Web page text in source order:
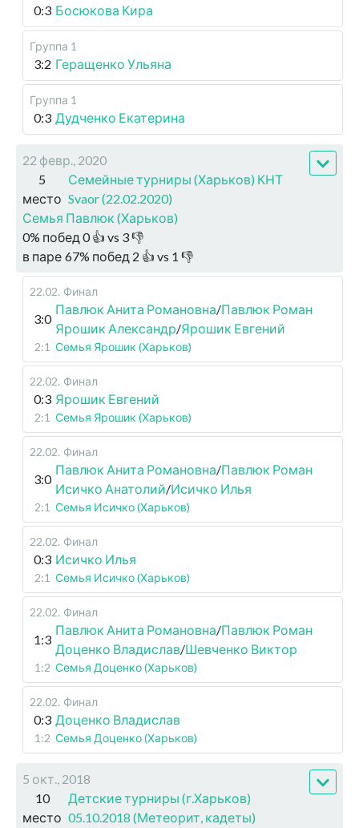
0:3 Босюкова Кира
Группа 1
3:2 Геращенко Ульяна
Группа 1
0:3 Дудченко Екатерина
22 февр., 2020
5
место
Семейные турниры (Харьков) КНТ
Svaor (22.02.2020)
Семья Павлюк (Харьков)
0% побед 0👍 vs 3👎
в паре 67% побед 2 👍 vs 1 👎
22.02. Финал
3:0
Павлюк Анита Романовна/Павлюк Роман
Ярошик Александр/Ярошик Евгений
2:1 Семья Ярошик (Харьков)
22.02. Финал
0:3 Ярошик Евгений
2:1 Семья Ярошик (Харьков)
22.02. Финал
3:0
Павлюк Анита Романовна/Павлюк Роман
Исичко Анатолий/Исичко Илья
2:1 Семья Исичко (Харьков)
22.02. Финал
0:3 Исичко Илья
2:1 Семья Исичко (Харьков)
22.02. Финал
1:3
Павлюк Анита Романовна/Павлюк Роман
Доценко Владислав/Шевченко Виктор
1:2 Семья Доценко (Харьков)
22.02. Финал
0:3 Доценко Владислав
1:2 Семья Доценко (Харьков)
5 окт., 2018
10
место
Детские турниры (г.Харьков)
05.10.2018 (Метеорит, кадеты)